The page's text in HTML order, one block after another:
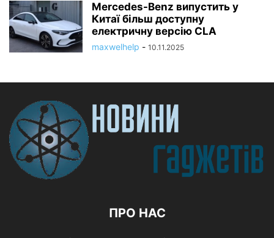
Mercedes-Benz випустить у
Китаї більш доступну
електричну версію CLA
maxwelhelp - 10.11.2025
ПРО НАС